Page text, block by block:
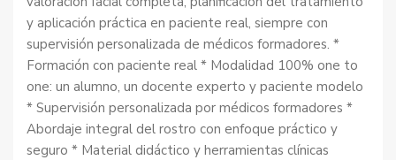
y aplicación práctica en paciente real, siempre con
supervisión personalizada de médicos formadores. *
Formación con paciente real * Modalidad 100% one to
one: un alumno, un docente experto y paciente modelo
* Supervisión personalizada por médicos formadores *
Abordaje integral del rostro con enfoque práctico y
seguro * Material didáctico y herramientas clínicas